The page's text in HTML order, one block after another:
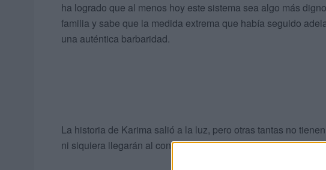
ha logrado que al menos hoy este sistema sea algo más
familia y sabe que la medida extrema que había seguido
una auténtica barbaridad.
La historia de Karima salió a la luz, pero otras tantas no
ni siquiera llegarán al conocimiento público.